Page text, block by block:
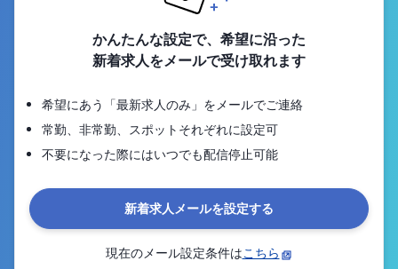
かんたんな設定で、希望に沿った
新着求人をメールで受け取れます
希望にあう「最新求人のみ」をメールでご連絡
常勤、非常勤、スポットそれぞれに設定可
不要になった際にはいつでも配信停止可能
新着求人メールを設定する
現在のメール設定条件はこちら